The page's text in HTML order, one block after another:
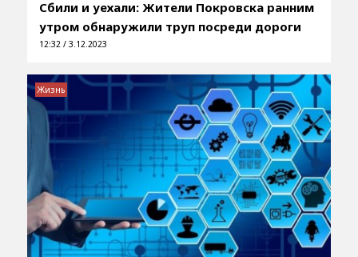
Сбили и уехали: Жители Покровска ранним
утром обнаружили труп посреди дороги
12:32 / 3.12.2023
Жизнь